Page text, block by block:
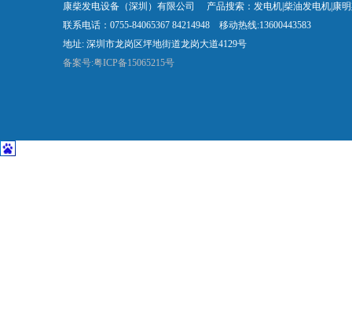
康柴发电设备（深圳）有限公司 产品搜索：发电机|柴油发电机|康
联系电话：0755-84065367 84214948 移动热线:13600443583
地址: 深圳市龙岗区坪地街道龙岗大道4129号
备案号:粤ICP备15065215号